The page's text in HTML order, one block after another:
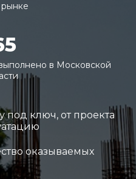
рынке
в Московской
под ключ, от проекта
оказываемых